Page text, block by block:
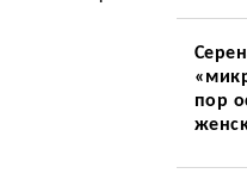
пор